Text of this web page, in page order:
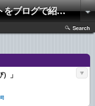
ライフ（kamakura life）〜
Search
」